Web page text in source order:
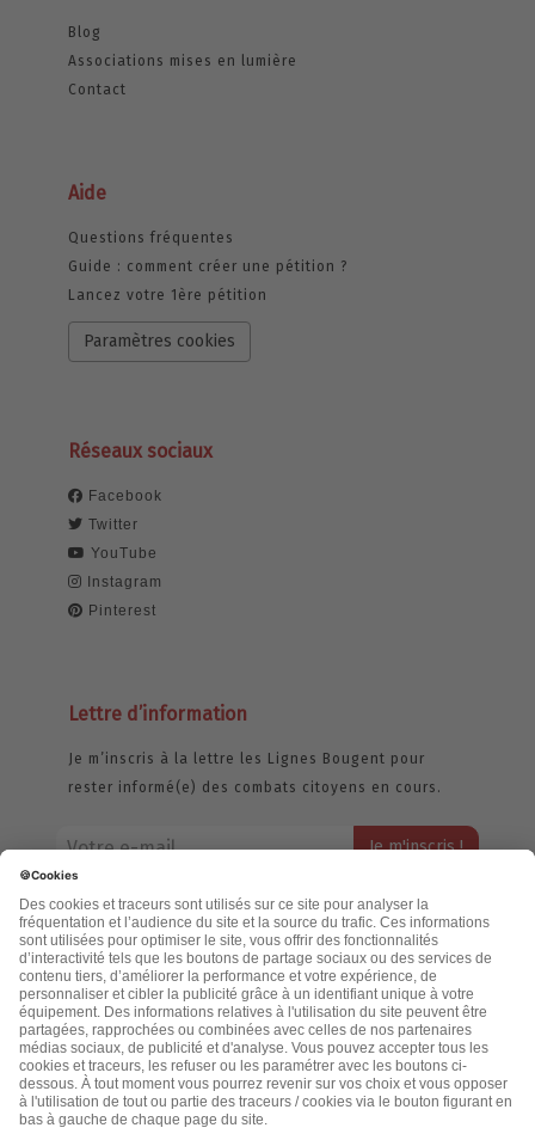
Blog
Associations mises en lumière
Contact
Aide
Questions fréquentes
Guide : comment créer une pétition ?
Lancez votre 1ère pétition
Paramètres cookies
Réseaux sociaux
Facebook
Twitter
YouTube
Instagram
Pinterest
Lettre d’information
Je m’inscris à la lettre les Lignes Bougent pour
rester informé(e) des combats citoyens en cours.
jamais échangée. Pour consulter notre politique de confidentialité,
cliquez ici.
Accueil
Politique de confidentialité
Cookies